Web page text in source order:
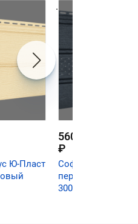
Ю-Пласт
.
560
₽
Софит частично
перфорированый
3000х300мм